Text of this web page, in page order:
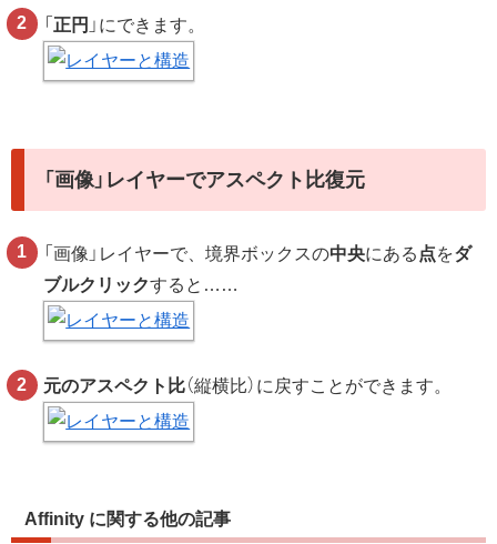
「 正円 」にできます。
「画像」レイヤーでアスペクト比復元
「画像」レイヤーで、境界ボックスの中央にある 点をダ
ブルクリックすると……
元のアスペクト比（縦横比）に戻すことができます。
Affinity に関する他の記事